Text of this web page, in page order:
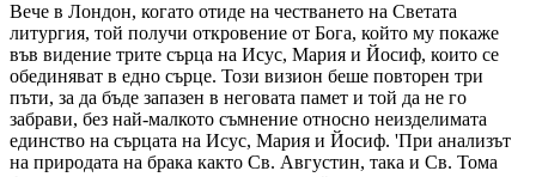
Вече в Лондон, когато отиде на честването на Светата
литургия, той получи откровение от Бога, който му покаже
във видение трите сърца на Исус, Мария и Йосиф, които се
обединяват в едно сърце. Този визион беше повторен три
пъти, за да бъде запазен в неговата памет и той да не го
забрави, без най-малкото съмнение относно неизделимата
единство на сърцата на Исус, Мария и Йосиф. 'При анализът
на природата на брака както Св. Августин, така и Св. Тома